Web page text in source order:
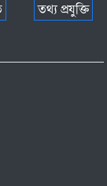
তথ্য প্রযুক্তি